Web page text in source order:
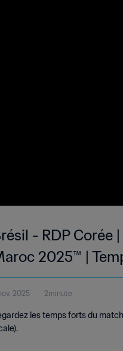
- RDP Corée
2025™ |
2025 2minute
les temps forts du